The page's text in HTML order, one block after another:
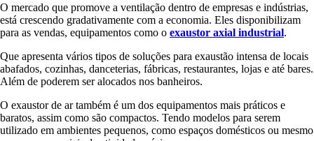
O mercado que promove a ventilação dentro de empresas e indústrias,
está crescendo gradativamente com a economia. Eles disponibilizam
para as vendas, equipamentos como o exaustor axial industrial.
Que apresenta vários tipos de soluções para exaustão intensa de locais
abafados, cozinhas, danceterias, fábricas, restaurantes, lojas e até bares.
Além de poderem ser alocados nos banheiros.
O exaustor de ar também é um dos equipamentos mais práticos e
baratos, assim como são compactos. Tendo modelos para serem
utilizado em ambientes pequenos, como espaços domésticos ou mesmo